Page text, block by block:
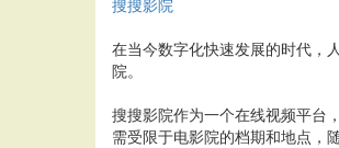
搜搜影院
在当今数字化快速发展的时代，
院。
搜搜影院作为一个在线视频平台
需受限于电影院的档期和地点，